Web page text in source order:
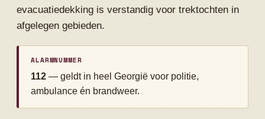
evacuatiedekking is verstandig voor trektochten in
afgelegen gebieden.
ALARMNUMMER
112 — geldt in heel Georgië voor politie,
ambulance én brandweer.